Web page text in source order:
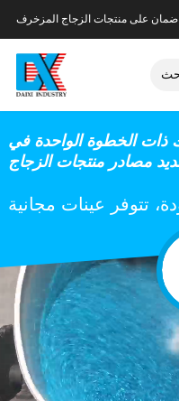
ضمان على منتجات الزجاج المزخرف
ذات الخطوة الواحدة في
مصادر منتجات الزجاج
تتوفر عينات مجانية